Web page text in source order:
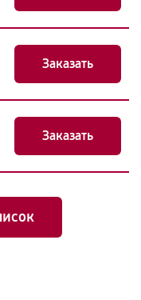
Заказать
Заказать